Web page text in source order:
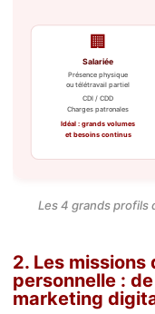
🏢
Salariée
Présence physique
ou télétravail partiel
CDI / CDD
Charges patronales
Idéal : grands volumes
et besoins continus
Les 4 grands profils
2. Les
personnelle :
marketing